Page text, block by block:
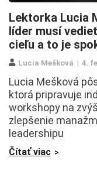
Lektorka Lucia
líder musí
cieľu a to je
Lucia Mešková 4.
Lucia Mešková
ktorá pripravuje
workshopy na
zlepšenie
leadershipu
Čítať viac